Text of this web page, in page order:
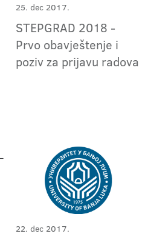
25. dec 2017.
STEPGRAD 2018 -
Prvo obavještenje i
poziv za prijavu radova
22. dec 2017.